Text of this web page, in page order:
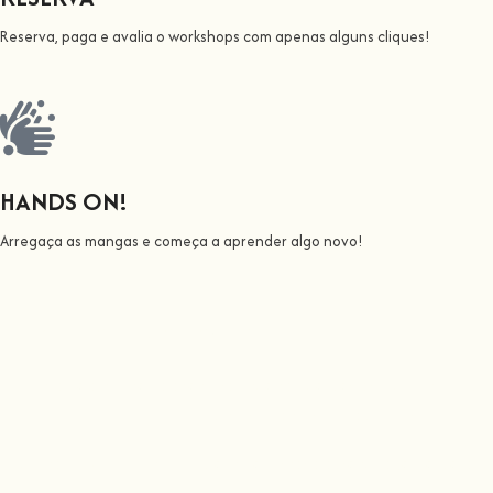
Reserva, paga e avalia o workshops com apenas alguns cliques!
HANDS ON!
Arregaça as mangas e começa a aprender algo novo!